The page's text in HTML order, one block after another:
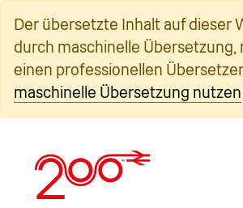
Inhalt
springen
Der übersetzte Inhalt auf dieser
durch maschinelle Übersetzung,
einen professionellen
maschinelle Übersetzung nutzen